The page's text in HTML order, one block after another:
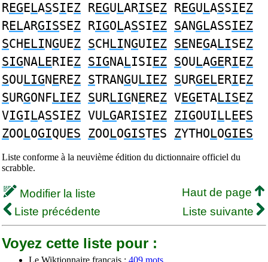
REGELASSIEZ REGULARISEZ REGULASSIEZ
RELARGISSEZ RIGOLASSIEZ SANGLASSIEZ
SCHELINGUEZ SCHLINGUIEZ SENEGALISEZ
SIGNALERIEZ SIGNALISIEZ SOULAGERIEZ
SOULIGNEREZ STRANGULIEZ SURGELERIEZ
SURGONFLIEZ SURLIGNEREZ VEGETALISEZ
VIGILASSIEZ VULGARISIEZ ZIGOUILLEES
ZOOLOGIQUES ZOOLOGISTES ZYTHOLOGIES
Liste conforme à la neuvième édition du dictionnaire officiel du
scrabble.
Modifier la liste
Haut de page
Liste précédente
Liste suivante
Voyez cette liste pour :
Le Wiktionnaire français : 409 mots